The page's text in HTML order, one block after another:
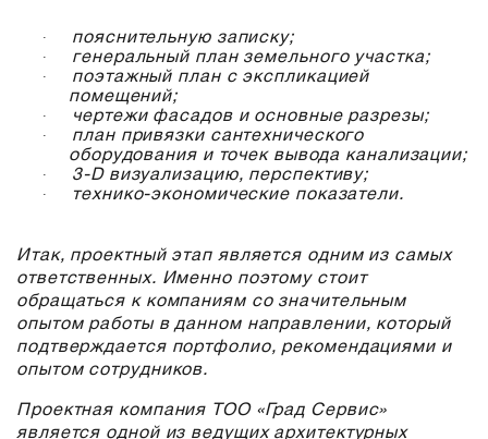
· пояснительную записку;
· генеральный план земельного участка;
·
поэтажный план с экспликацией
помещений;
· чертежи фасадов и основные разрезы;
·
план привязки сантехнического
оборудования и точек вывода канализации;
· 3-D визуализацию, перспективу;
· технико-экономические показатели.
Итак, проектный этап является одним из самых
ответственных. Именно поэтому стоит
обращаться к компаниям со значительным
опытом работы в данном направлении, который
подтверждается портфолио, рекомендациями и
опытом сотрудников.
Проектная компания ТОО «Град Сервис»
является одной из ведущих архитектурных